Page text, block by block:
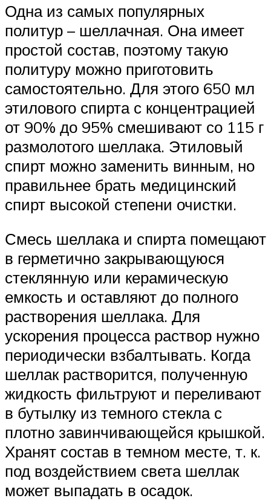
Одна из самых популярных
политур – шеллачная. Она имеет
простой состав, поэтому такую
политуру можно приготовить
самостоятельно. Для этого 650 мл
этилового спирта с концентрацией
от 90% до 95% смешивают со 115 г
размолотого шеллака. Этиловый
спирт можно заменить винным, но
правильнее брать медицинский
спирт высокой степени очистки.
Смесь шеллака и спирта помещают
в герметично закрывающуюся
стеклянную или керамическую
емкость и оставляют до полного
растворения шеллака. Для
ускорения процесса раствор нужно
периодически взбалтывать. Когда
шеллак растворится, полученную
жидкость фильтруют и переливают
в бутылку из темного стекла с
плотно завинчивающейся крышкой.
Хранят состав в темном месте, т. к.
под воздействием света шеллак
может выпадать в осадок.